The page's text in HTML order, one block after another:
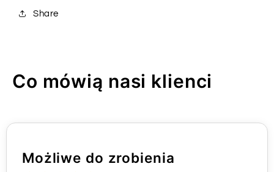
Share
Co mówią nasi klienci
Możliwe do zrobienia